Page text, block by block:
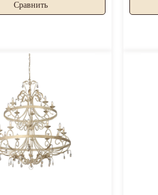
Cравнить